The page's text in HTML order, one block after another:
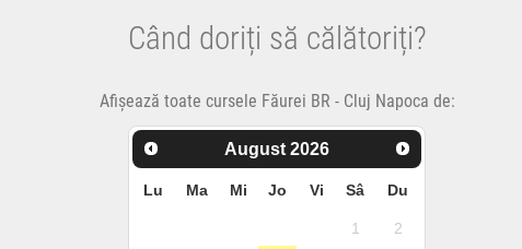
Când doriți să călătoriți?
Afișează toate cursele Făurei BR - Cluj Napoca de:
August 2026
Lu Ma Mi Jo Vi Sâ Du
1
2